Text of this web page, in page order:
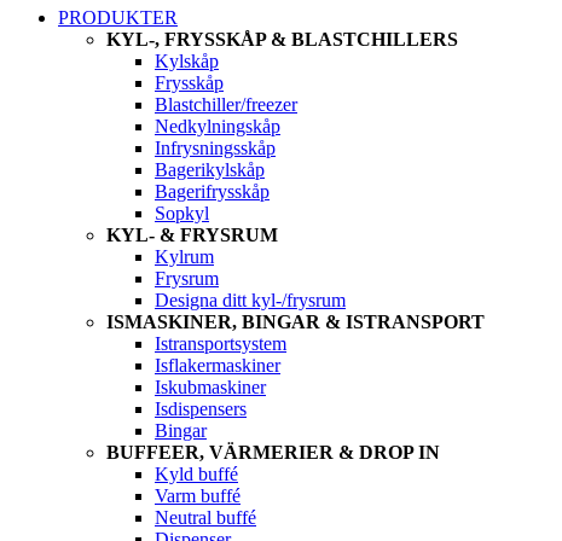
PRODUKTER
KYL-, FRYSSKÅP & BLASTCHILLERS
Kylskåp
Frysskåp
Blastchiller/freezer
Nedkylningskåp
Infrysningsskåp
Bagerikylskåp
Bagerifrysskåp
Sopkyl
KYL- & FRYSRUM
Kylrum
Frysrum
Designa ditt kyl-/frysrum
ISMASKINER, BINGAR & ISTRANSPORT
Istransportsystem
Isflakermaskiner
Iskubmaskiner
Isdispensers
Bingar
BUFFEER, VÄRMERIER & DROP IN
Kyld buffé
Varm buffé
Neutral buffé